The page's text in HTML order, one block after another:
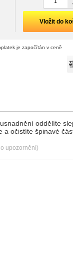
Vložit do
je započítán v ceně
oddělíte
očistíte špinavé
upozornění)